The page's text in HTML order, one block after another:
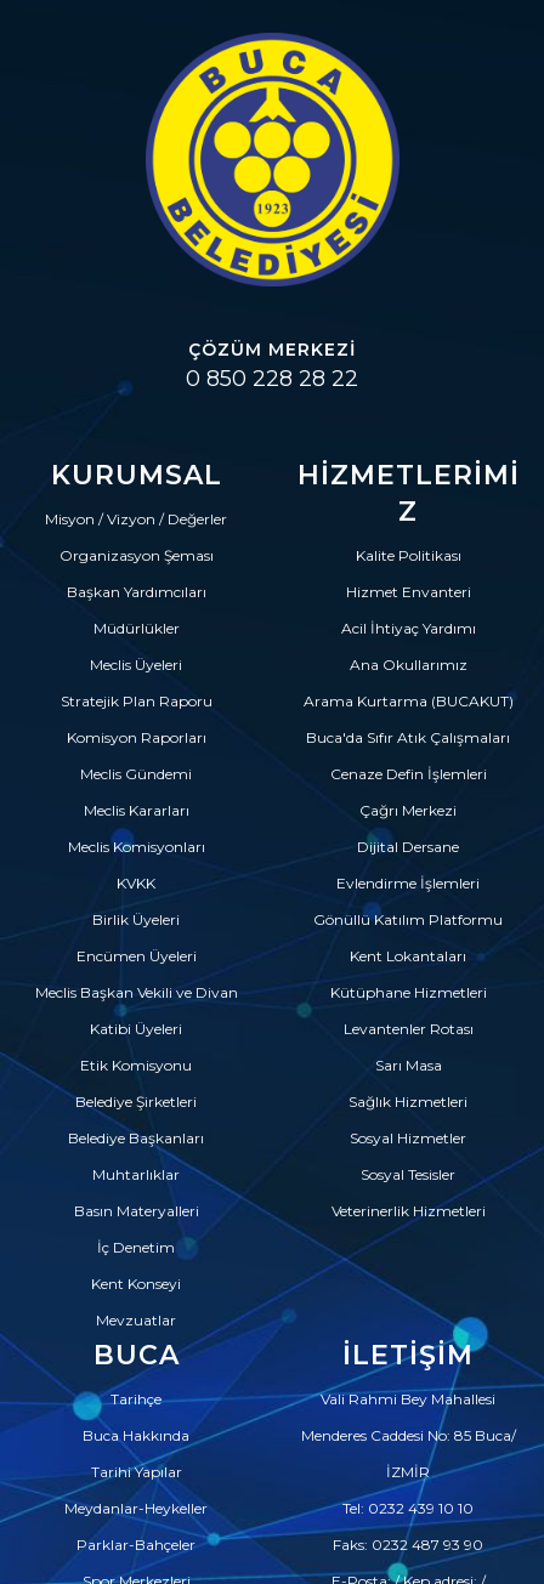
ÇÖZÜM MERKEZI
0 850 228 28 22
KURUMSAL
Misyon / Vizyon / Değerler
Organizasyon Şeması
Başkan Yardımcıları
Müdürlükler
Meclis Üyeleri
Stratejik Plan Raporu
Komisyon Raporları
Meclis Gündemi
Meclis Kararları
Meclis Komisyonları
KVKK
Birlik Üyeleri
Encümen Üyeleri
Meclis Başkan Vekili ve Divan
Katibi Üyeleri
Etik Komisyonu
Belediye Şirketleri
Belediye Başkanları
Muhtarlıklar
Basın Materyalleri
İç Denetim
Kent Konseyi
Mevzuatlar
HIZMETLERIMI
Z
Kalite Politikası
Hizmet Envanteri
Acil İhtiyaç Yardımı
Ana Okullarımız
Arama Kurtarma (BUCAKUT)
Buca'da Sıfır Atık Çalışmaları
Cenaze Defin İşlemleri
Çağrı Merkezi
Dijital Dersane
Evlendirme İşlemleri
Gönüllü Katılım Platformu
Kent Lokantaları
Kütüphane Hizmetleri
Levantenler Rotası
Sarı Masa
Sağlık Hizmetleri
Sosyal Hizmetler
Sosyal Tesisler
Veterinerlik Hizmetleri
BUCA
Tarihçe
Buca Hakkında
Tarihi Yapılar
Meydanlar-Heykeller
Parklar-Bahçeler
İLETIŞIM
Vali Rahmi Bey Mahallesi
Menderes Caddesi No: 85 Buca/
İZMİR
Tel: 0232 439 10 10
Faks: 0232 487 93 90